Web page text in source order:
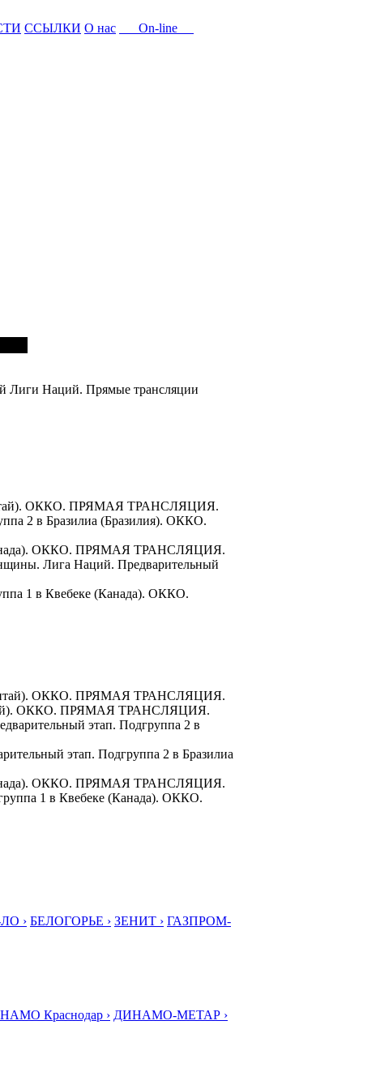
ССЫЛКИ О нас On-line
Лиги Наций. Прямые трансляции
ОККО. ПРЯМАЯ ТРАНСЛЯЦИЯ.
2 в Бразилиа (Бразилия). ОККО.
ОККО. ПРЯМАЯ ТРАНСЛЯЦИЯ.
Лига Наций. Предварительный
1 в Квебеке (Канада). ОККО.
(Китай). ОККО. ПРЯМАЯ ТРАНСЛЯЦИЯ.
ОККО. ПРЯМАЯ ТРАНСЛЯЦИЯ.
этап. Подгруппа 2 в
этап. Подгруппа 2 в Бразилиа
ОККО. ПРЯМАЯ ТРАНСЛЯЦИЯ.
1 в Квебеке (Канада). ОККО.
› БЕЛОГОРЬЕ › ЗЕНИТ › ГАЗПРОМ-
Краснодар › ДИНАМО-МЕТАР ›